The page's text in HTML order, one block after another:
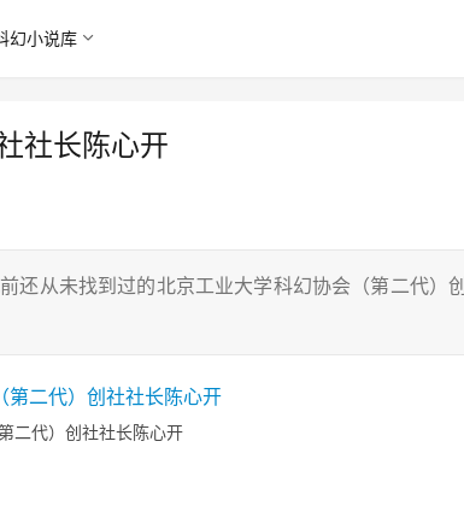
幻小说库
社长陈心开
还从未找到过的北京工业大学科幻协会（第二代）创
二代）创社社长陈心开